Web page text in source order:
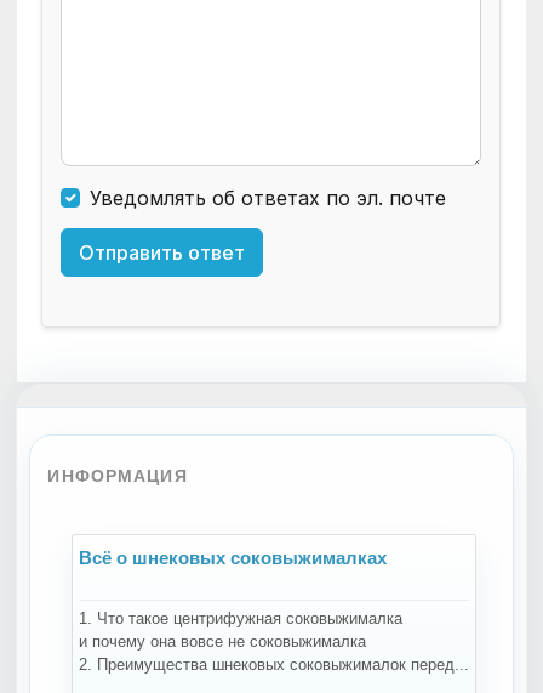
Уведомлять об ответах по эл. почте
Отправить ответ
ИНФОРМАЦИЯ
Всё о шнековых соковыжималках
1. Что такое центрифужная соковыжималка
и почему она вовсе не соковыжималка
2. Преимущества шнековых соковыжималок перед...